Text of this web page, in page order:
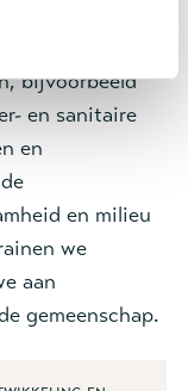
de relatie met
bijvoorbeeld
en sanitaire
en
en milieu
we
aan
gemeenschap.